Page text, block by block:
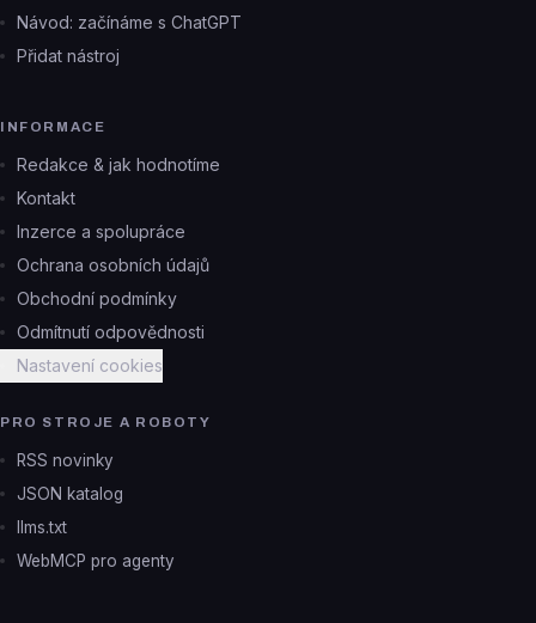
Návod: začínáme s ChatGPT
Přidat nástroj
INFORMACE
Redakce & jak hodnotíme
Kontakt
Inzerce a spolupráce
Ochrana osobních údajů
Obchodní podmínky
Odmítnutí odpovědnosti
Nastavení cookies
PRO STROJE A ROBOTY
RSS novinky
JSON katalog
llms.txt
WebMCP pro agenty